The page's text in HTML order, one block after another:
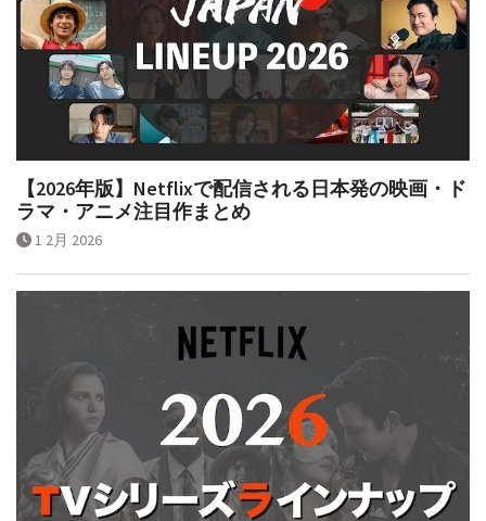
【2026年版】Netflixで配信される日本発の映画・ド
ラマ・アニメ注目作まとめ
1 2月 2026